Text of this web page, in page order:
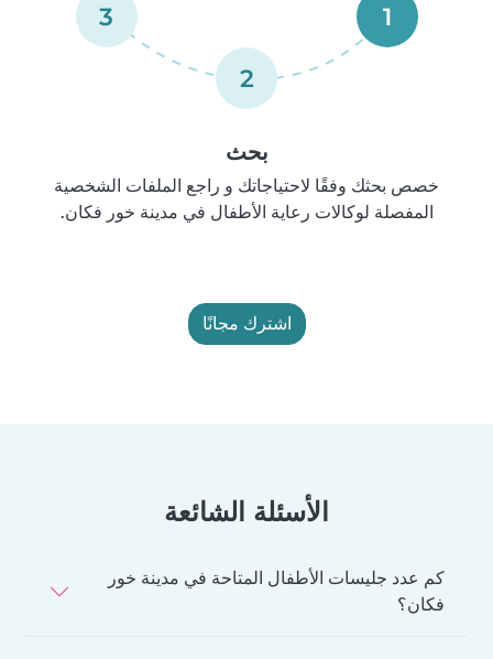
1
2
3
بحث
خصص بحثك وفقًا لاحتياجاتك و راجع الملفات الشخصية
المفصلة لوكالات رعاية الأطفال في مدينة خور فكان.
اشترك مجانًا
الأسئلة الشائعة
كم عدد جليسات الأطفال المتاحة في مدينة خور
فكان؟